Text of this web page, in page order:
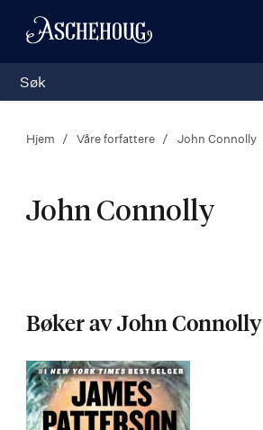
Hjem Våre forfattere John Connolly
John Connolly
Bøker av John Connolly